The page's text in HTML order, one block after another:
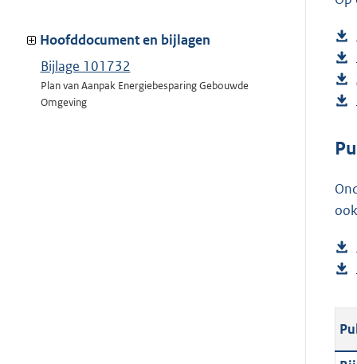
Hoofddocument en bijlagen
Bijlage 101732
Plan van Aanpak Energiebesparing Gebouwde
Omgeving